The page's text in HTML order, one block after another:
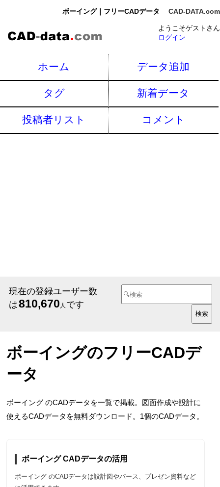
ボーイング｜フリーCADデータ CAD-DATA.com
ようこそゲストさん
ログイン
ホーム データ追加
タグ 新着データ
投稿者リスト コメント
現在の登録ユーザー数
は810,670 人 です
ボーイングのフリーCADデ
ータ
ボーイング のCADデータを一覧で掲載。図面作成や設計に
使えるCADデータを無料ダウンロード。1個のCADデータ。
ボーイング CADデータの活用
ボーイング のCADデータは設計図やパース、プレゼン資料など